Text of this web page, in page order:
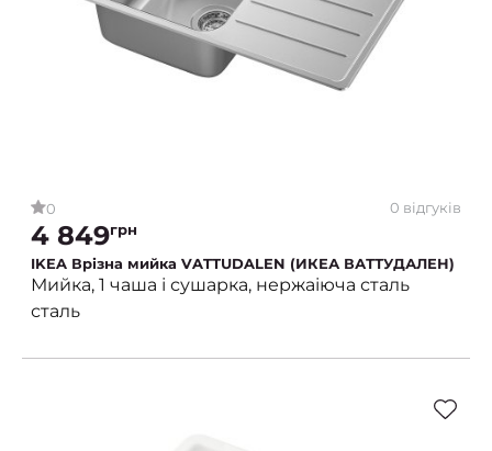
0 0 відгуків
4 849грн
IKEA Врізна мийка VATTUDALEN (ИКЕА ВАТТУДАЛЕН)
Мийка, 1 чаша і сушарка, нержаіюча сталь
сталь